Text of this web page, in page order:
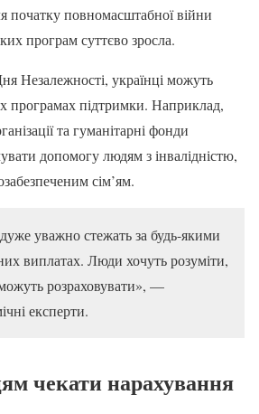
початку повномасштабної війни
програм суттєво зросла.
Незалежності, українці можуть
програмах підтримки. Наприклад,
та гуманітарні фонди
допомогу людям з інвалідністю,
сім’ям.
уважно стежать за будь-якими
виплатах. Люди хочуть розуміти,
розраховувати», —
експерти.
чекати нарахування